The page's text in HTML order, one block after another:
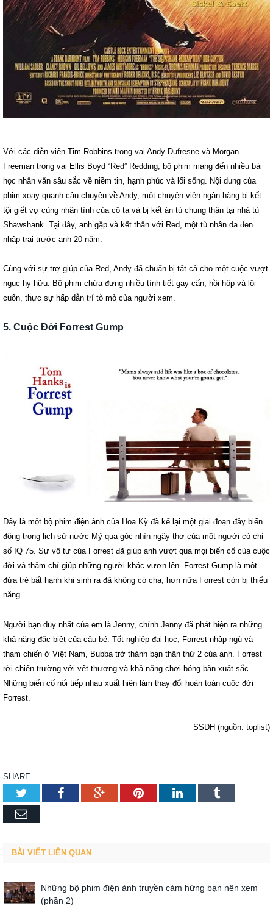
Với các diễn viên Tim Robbins trong vai Andy Dufresne và Morgan
Freeman trong vai Ellis Boyd “Red” Redding, bộ phim mang đến nhiều bài
học nhân văn sâu sắc về niềm tin, hạnh phúc và lối sống. Nội dung của
phim xoay quanh câu chuyện về Andy, một chuyên viên ngân hàng bị kết
tội giết vợ cùng nhân tình của cô ta và bị kết án tù chung thân tại nhà tù
Shawshank. Tại đây, anh gặp và kết thân với Red, một tù nhân da đen
nhập trại trước anh 20 năm.
Cùng với sự trợ giúp của Red, Andy đã chuẩn bị tất cả cho một cuộc vượt
ngục hy hữu. Bộ phim chứa đựng nhiều tình tiết gay cấn, hồi hộp và lôi
cuốn, thực sự hấp dẫn trí tò mò của người xem.
5. Cuộc Đời Forrest Gump
Đây là một bộ phim điện ảnh của Hoa Kỳ đã kể lại một giai đoạn đầy biến
động trong lịch sử nước Mỹ qua góc nhìn ngây thơ của một người có chỉ
số IQ 75. Sự vô tư của Forrest đã giúp anh vượt qua mọi biến cố của cuộc
đời và thậm chí giúp những người khác vươn lên. Forrest Gump là một
đứa trẻ bất hạnh khi sinh ra đã không có cha, hơn nữa Forrest còn bị thiểu
năng.
Người bạn duy nhất của em là Jenny, chính Jenny đã phát hiện ra những
khả năng đặc biệt của cậu bé. Tốt nghiệp đại học, Forrest nhập ngũ và
tham chiến ở Việt Nam, Bubba trở thành bạn thân thứ 2 của anh. Forrest
rời chiến trường với vết thương và khả năng chơi bóng bàn xuất sắc.
Những biến cố nối tiếp nhau xuất hiện làm thay đổi hoàn toàn cuộc đời
Forrest.
SSDH (nguồn: toplist)
SHARE.
TwitterFacebookGoogle+PinterestLinkedInTumblr
Email
BÀI VIẾT LIÊN QUAN
Những bộ phim điện ảnh truyền cảm hứng bạn nên xem
(phần 2)